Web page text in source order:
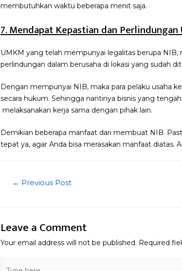
membutuhkan waktu beberapa menit saja.
7. Mendapat Kepastian dan Perlindungan
UMKM yang telah mempunyai legalitas berupa
perlindungan dalam berusaha di lokasi yang sudah
Dengan mempunyai NIB, maka para pelaku usaha
secara hukum. Sehingga nantinya bisnis yang
melaksanakan kerja sama dengan pihak lain.
Demikian beberapa manfaat dari membuat NIB.
tepat ya, agar Anda bisa merasakan manfaat diatas.
Post
← Previous Post
Leave a Comment
Your email address will not be published. Required